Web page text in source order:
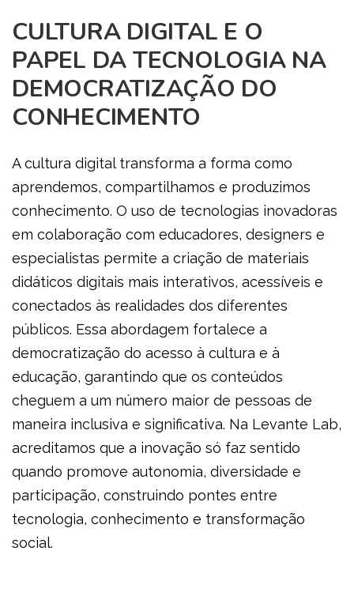
CULTURA DIGITAL E O
PAPEL DA TECNOLOGIA NA
DEMOCRATIZAÇÃO DO
CONHECIMENTO
A cultura digital transforma a forma como
aprendemos, compartilhamos e produzimos
conhecimento. O uso de tecnologias inovadoras
em colaboração com educadores, designers e
especialistas permite a criação de materiais
didáticos digitais mais interativos, acessíveis e
conectados às realidades dos diferentes
públicos. Essa abordagem fortalece a
democratização do acesso à cultura e à
educação, garantindo que os conteúdos
cheguem a um número maior de pessoas de
maneira inclusiva e significativa. Na Levante Lab,
acreditamos que a inovação só faz sentido
quando promove autonomia, diversidade e
participação, construindo pontes entre
tecnologia, conhecimento e transformação
social.